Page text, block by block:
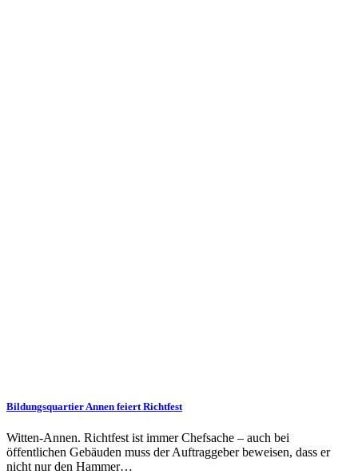
Bildungsquartier Annen feiert Richtfest
Witten-Annen. Richtfest ist immer Chefsache – auch bei
öffentlichen Gebäuden muss der Auftraggeber beweisen, dass er
nicht nur den Hammer…